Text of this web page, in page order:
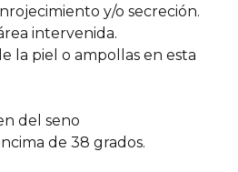
y/o secreción.
intervenida.
la piel o ampollas en esta
del seno
de 38 grados.